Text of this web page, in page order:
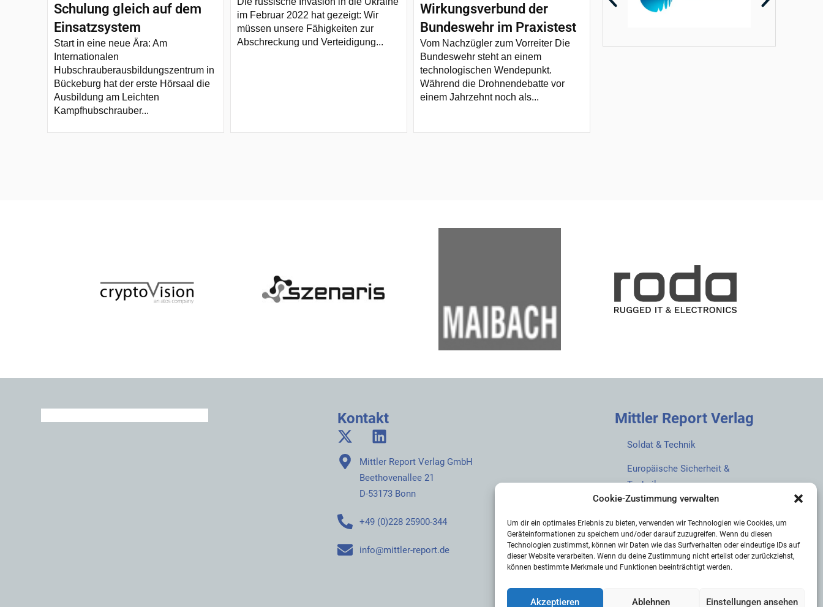
Cookie-Zustimmung verwalten
Um dir ein optimales Erlebnis zu bieten, verwenden wir Technologien wie Cookies, um
Geräteinformationen zu speichern und/oder darauf zuzugreifen. Wenn du diesen
Technologien zustimmst, können wir Daten wie das Surfverhalten oder eindeutige IDs auf
dieser Website verarbeiten. Wenn du deine Zustimmung nicht erteilst oder zurückziehst,
können bestimmte Merkmale und Funktionen beeinträchtigt werden.
Akzeptieren Ablehnen Einstellungen ansehen
Schulung gleich auf dem
Einsatzsystem
Start in eine neue Ära: Am
Internationalen
Hubschrauberausbildungszentrum in
Bückeburg hat der erste Hörsaal die
Ausbildung am Leichten
Kampfhubschrauber...
im Februar 2022 hat gezeigt: Wir
müssen unsere Fähigkeiten zur
Abschreckung und Verteidigung...
Wirkungsverbund der
Bundeswehr im Praxistest
Vom Nachzügler zum Vorreiter Die
Bundeswehr steht an einem
technologischen Wendepunkt.
Während die Drohnendebatte vor
einem Jahrzehnt noch als...
Kontakt
Mittler Report Verlag GmbH
Beethovenallee 21
D-53173 Bonn
+49 (0)228 25900-344
info@mittler-report.de
Mittler Report Verlag
Soldat & Technik
Europäische Sicherheit &
Technik
MarineForum
Verlagswebsite